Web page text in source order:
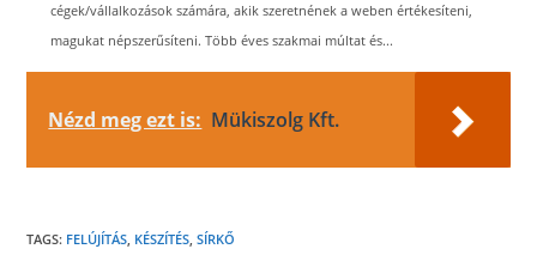
cégek/vállalkozások számára, akik szeretnének a weben értékesíteni,
magukat népszerűsíteni. Több éves szakmai múltat és...
Nézd meg ezt is: Mükiszolg Kft.
TAGS: FELÚJÍTÁS, KÉSZÍTÉS, SÍRKŐ